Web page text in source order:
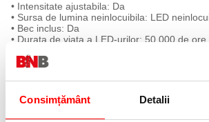
Consimțământ Detalii
• Intensitate ajustabila: Da
• Sursa de lumina neinlocuibila: LED
• Bec inclus: Da
• Durata de viata a LED-urilor: 50.000 de ore.
• Greutate: 3 kg.
• Materiale: baza din otel vopsit epoxidic /
din plastic ABS.
• Garantie: 2 ani